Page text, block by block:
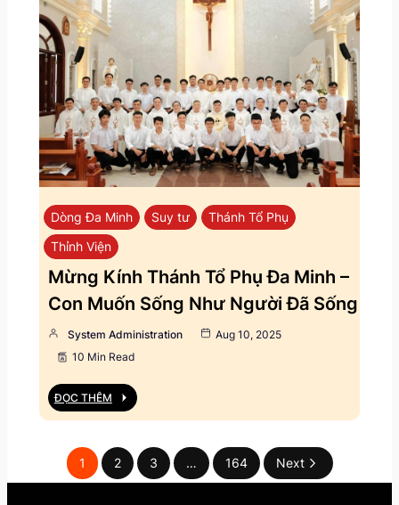
Dòng Đa Minh Suy tư
Thánh Tổ Phụ
Thỉnh Viện
Mừng Kính Thánh Tổ Phụ Đa Minh –
Con Muốn Sống Như Người Đã Sống
System Administration
Aug 10, 2025
10 Min Read
ĐỌC THÊM
1 2 3 … 164 Next